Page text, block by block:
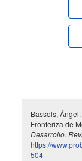
Bassols,
Fronteriza de
Desarrollo.
https://
504